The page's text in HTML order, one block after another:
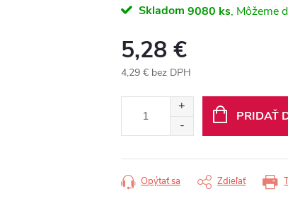
Skladom 9080 ks
5,28 €
4,29 € bez DPH
PRIDAŤ
Opýtať sa Zdieľať